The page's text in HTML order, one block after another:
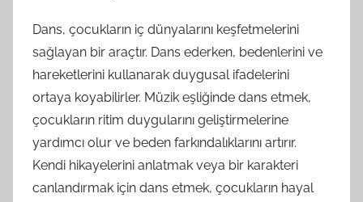
Dans, çocukların iç dünyalarını keşfetmelerini
sağlayan bir araçtır. Dans ederken, bedenlerini ve
hareketlerini kullanarak duygusal ifadelerini
ortaya koyabilirler. Müzik eşliğinde dans etmek,
çocukların ritim duygularını geliştirmelerine
yardımcı olur ve beden farkındalıklarını artırır.
Kendi hikayelerini anlatmak veya bir karakteri
canlandırmak için dans etmek, çocukların hayal